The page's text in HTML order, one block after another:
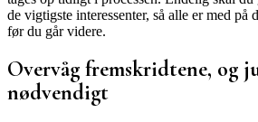
de vigtigste interessenter, så alle er med på
før du går videre.
Overvåg fremskridtene, og
nødvendigt